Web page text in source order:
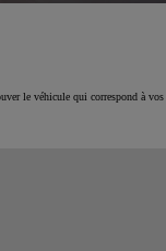
le véhicule qui correspond à vos